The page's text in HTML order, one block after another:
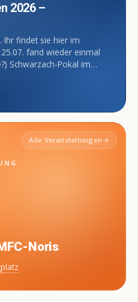
2026 –
Ihr findet sie hier im
Schwarzach-Pokal im
Alle Veranstaltungen arrow_forward
Noris